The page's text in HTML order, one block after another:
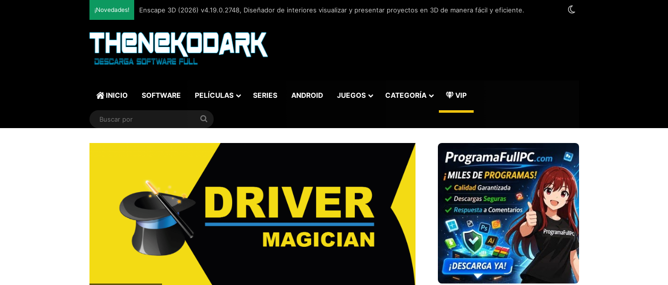
¡Novedades! Enscape 3D (2026) v4.19.0.2748, Diseñador de interiores visualizar y presentar proyectos en 3D de manera fácil y eficiente.
INICIO SOFTWARE PELÍCULAS SERIES ANDROID JUEGOS CATEGORÍA VIP
Buscar